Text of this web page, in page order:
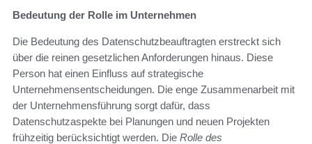
Bedeutung der Rolle im Unternehmen
Die Bedeutung des Datenschutzbeauftragten erstreckt sich
über die reinen gesetzlichen Anforderungen hinaus. Diese
Person hat einen Einfluss auf strategische
Unternehmensentscheidungen. Die enge Zusammenarbeit mit
der Unternehmensführung sorgt dafür, dass
Datenschutzaspekte bei Planungen und neuen Projekten
frühzeitig berücksichtigt werden. Die Rolle des